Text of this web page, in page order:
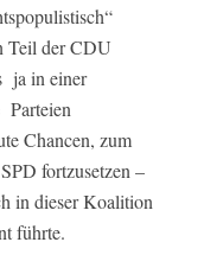
Teil der CDU
ja in einer
Parteien
Chancen, zum
fortzusetzen –
in dieser Koalition
führte.